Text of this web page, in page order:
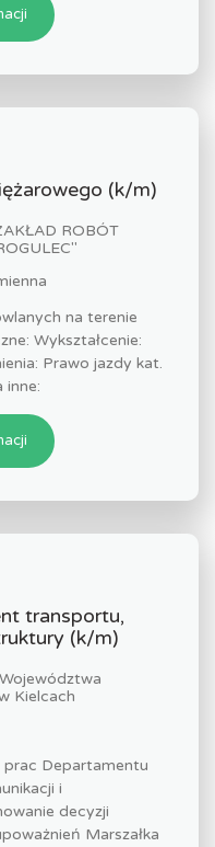
(k/m)
ROBÓT
na terenie
Wykształcenie:
Prawo jazdy kat.
inne:
transportu,
(k/m)
Kielcach
prac Departamentu
i
decyzji
Marszałka